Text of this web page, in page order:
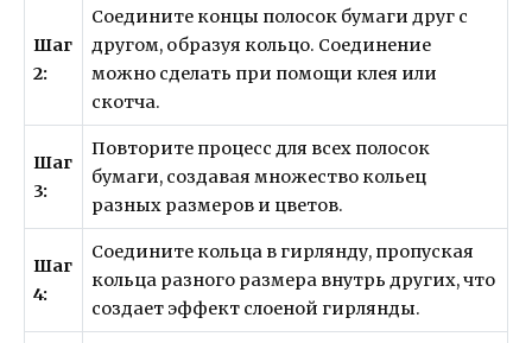
Шаг
2:
Соедините концы полосок бумаги друг с
другом, образуя кольцо. Соединение
можно сделать при помощи клея или
скотча.
Шаг
3:
Повторите процесс для всех полосок
бумаги, создавая множество кольец
разных размеров и цветов.
Шаг
4:
Соедините кольца в гирлянду, пропуская
кольца разного размера внутрь других, что
создает эффект слоеной гирлянды.